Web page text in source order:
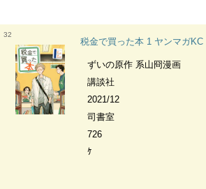
32
税金で買った本 1 ヤンマガKC
ずいの原作 系山冏漫画
講談社
2021/12
司書室
726
ｹ